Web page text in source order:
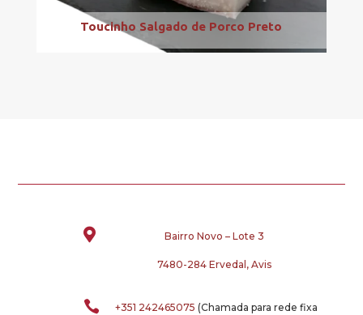
Toucinho Salgado de Porco Preto
 Bairro Novo – Lote 3
7480-284 Ervedal, Avis
 +351 242465075 (Chamada para rede fixa